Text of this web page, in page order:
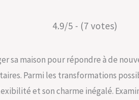
4.9/5 - (7 votes)
sa maison pour répondre à de
Parmi les transformations
et son charme inégalé.